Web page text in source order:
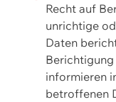
Recht auf
unrichtige
Daten
informieren
betroffenen